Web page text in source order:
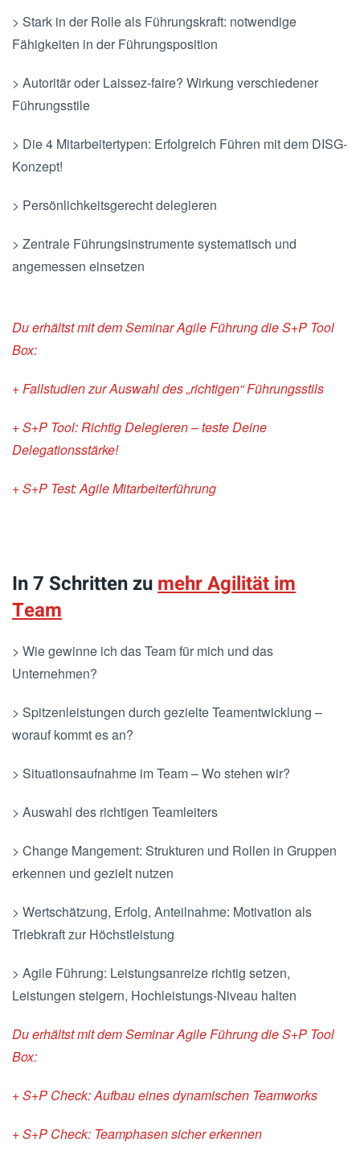
> Stark in der Rolle als Führungskraft: notwendige
Fähigkeiten in der Führungsposition
> Autoritär oder Laissez-faire? Wirkung verschiedener
Führungsstile
> Die 4 Mitarbeitertypen: Erfolgreich Führen mit dem DISG-
Konzept!
> Persönlichkeitsgerecht delegieren
> Zentrale Führungsinstrumente systematisch und
angemessen einsetzen
Du erhältst mit dem Seminar Agile Führung die S+P Tool
Box:
+ Fallstudien zur Auswahl des „richtigen“ Führungsstils
+ S+P Tool: Richtig Delegieren – teste Deine
Delegationsstärke!
+ S+P Test: Agile Mitarbeiterführung
In 7 Schritten zumehr Agilität im
Team
> Wie gewinne ich das Team für mich und das
Unternehmen?
> Spitzenleistungen durch gezielte Teamentwicklung –
worauf kommt es an?
> Situationsaufnahme im Team – Wo stehen wir?
> Auswahl des richtigen Teamleiters
> Change Mangement: Strukturen und Rollen in Gruppen
erkennen und gezielt nutzen
> Wertschätzung, Erfolg, Anteilnahme: Motivation als
Triebkraft zur Höchstleistung
> Agile Führung: Leistungsanreize richtig setzen,
Leistungen steigern, Hochleistungs-Niveau halten
Du erhältst mit dem Seminar Agile Führung die S+P Tool
Box:
+ S+P Check: Aufbau eines dynamischen Teamworks
+ S+P Check: Teamphasen sicher erkennen